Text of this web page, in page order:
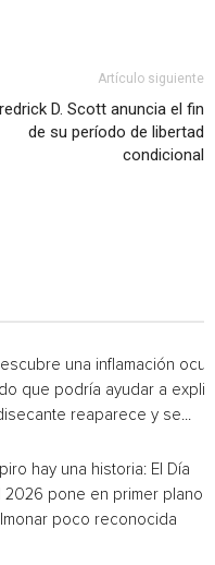
Artículo siguiente
D. Scott anuncia el fin
de su período de libertad
condicional
una inflamación
que podría ayudar a
reaparece y se...
hay una historia: El Día
2026 pone en primer plano
poco reconocida